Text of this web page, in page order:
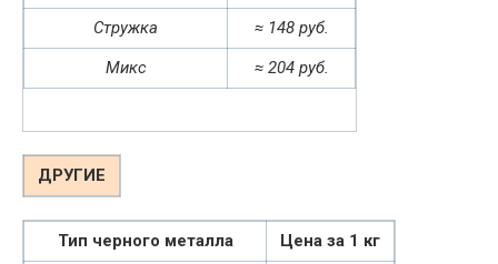
Стружка
≈ 148 руб.
Микс
≈ 204 руб.
ДРУГИЕ
Тип черного металла
Цена за 1 кг